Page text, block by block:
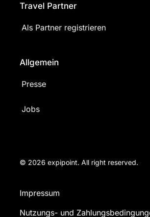
Travel Partner
Als Partner registrieren
Allgemein
Presse
Jobs
© 2026 expipoint. All right reserved.
Impressum
Nutzungs- und